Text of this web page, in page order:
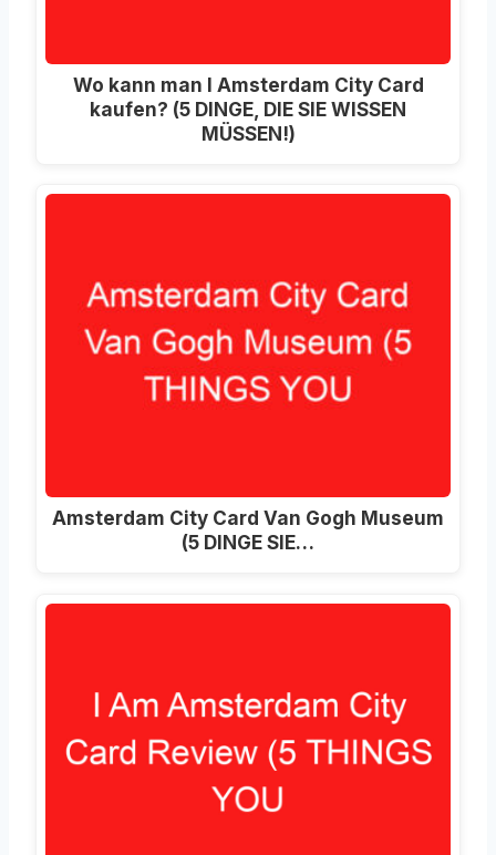
Wo kann man I Amsterdam City Card
kaufen? (5 DINGE, DIE SIE WISSEN
MÜSSEN!)
Amsterdam City Card Van Gogh Museum
(5 DINGE SIE…